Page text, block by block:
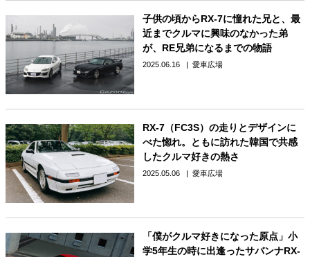
子供の頃からRX-7に憧れた兄と、最
近までクルマに興味のなかった弟
が、RE兄弟になるまでの物語
2025.06.16 愛車広場
RX-7（FC3S）の走りとデザインに
べた惚れ。ともに訪れた韓国で共感
したクルマ好きの熱さ
2025.05.06 愛車広場
「僕がクルマ好きになった原点」小
学5年生の時に出逢ったサバンナRX-